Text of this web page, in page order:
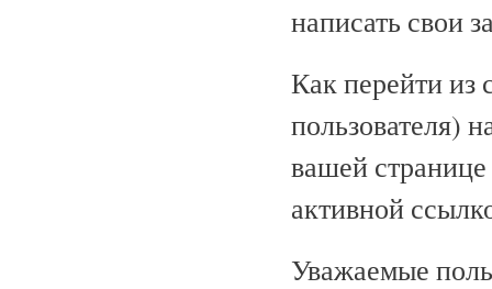
написать свои
Как перейти из
пользователя)
вашей странице
активной
Уважаемые